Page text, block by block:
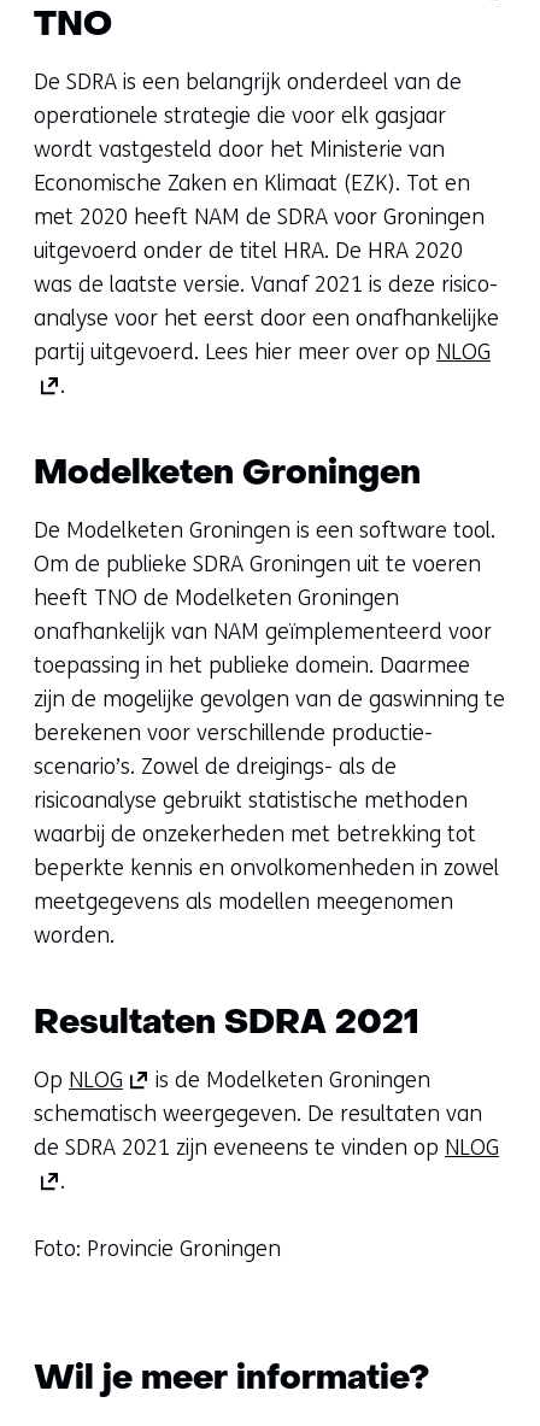
TNO
De SDRA is een belangrijk onderdeel van de
operationele strategie die voor elk gasjaar
wordt vastgesteld door het Ministerie van
Economische Zaken en Klimaat (EZK). Tot en
met 2020 heeft NAM de SDRA voor Groningen
uitgevoerd onder de titel HRA. De HRA 2020
was de laatste versie. Vanaf 2021 is deze risico-
analyse voor het eerst door een onafhankelijke
partij uitgevoerd. Lees hier meer over op NLOG
.
Modelketen Groningen
De Modelketen Groningen is een software tool.
Om de publieke SDRA Groningen uit te voeren
heeft TNO de Modelketen Groningen
onafhankelijk van NAM geïmplementeerd voor
toepassing in het publieke domein. Daarmee
zijn de mogelijke gevolgen van de gaswinning te
berekenen voor verschillende productie-
scenario’s. Zowel de dreigings- als de
risicoanalyse gebruikt statistische methoden
waarbij de onzekerheden met betrekking tot
beperkte kennis en onvolkomenheden in zowel
meetgegevens als modellen meegenomen
worden.
Resultaten SDRA 2021
Op NLOG (opent
in
nieuw
naar
is de Modelketen Groningen
schematisch weergegeven. De resultaten van
de SDRA 2021 zijn eveneens te vinden op NLOG
.
Foto: Provincie Groningen
Wil je meer informatie?